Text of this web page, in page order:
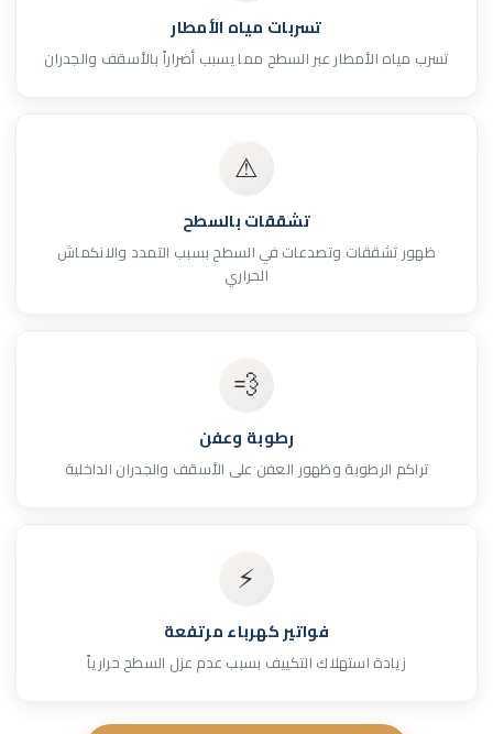
تسربات مياه الأمطار
تسرب مياه الأمطار عبر السطح مما يسبب أضراراً بالأسقف والجدران
⚠
تشققات بالسطح
ظهور تشققات وتصدعات في السطح بسبب التمدد والانكماش
الحراري
💨
رطوبة وعفن
تراكم الرطوبة وظهور العفن على الأسقف والجدران الداخلية
⚡
فواتير كهرباء مرتفعة
زيادة استهلاك التكييف بسبب عدم عزل السطح حرارياً